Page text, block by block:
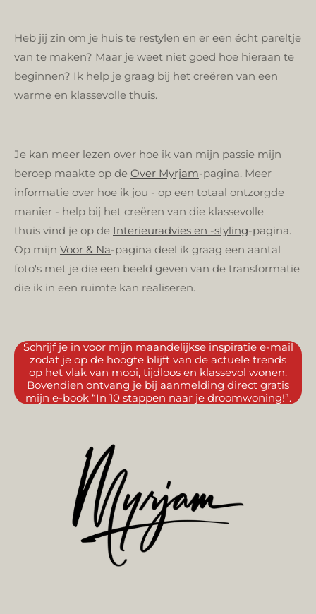
Heb jij zin om je huis te restylen en er een écht pareltje
van te maken? Maar je weet niet goed hoe hieraan te
beginnen? Ik help je graag bij het creëren van een
warme en klassevolle thuis.
Je kan meer lezen over hoe ik van mijn passie mijn
beroep maakte op de Over Myrjam-pagina. Meer
informatie over hoe ik jou - op een totaal ontzorgde
manier - help bij het creëren van die klassevolle
thuis vind je op de Interieuradvies en -styling-pagina.
Op mijn Voor & Na-pagina deel ik graag een aantal
foto's met je die een beeld geven van de transformatie
die ik in een ruimte kan realiseren.
Schrijf je in voor mijn maandelijkse inspiratie e-mail
zodat je op de hoogte blijft van de actuele trends
op het vlak van mooi, tijdloos en klassevol wonen.
Bovendien ontvang je bij aanmelding direct gratis
mijn e-book “In 10 stappen naar je droomwoning!”.